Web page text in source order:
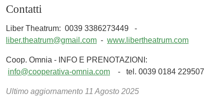
Contatti
Liber Theatrum: 0039 3386273449 -
liber.theatrum@gmail.com - www.libertheatrum.com
Coop. Omnia - INFO E PRENOTAZIONI:
info@cooperativa-omnia.com - tel. 0039 0184 229507
Ultimo aggiornamento 11 Agosto 2025